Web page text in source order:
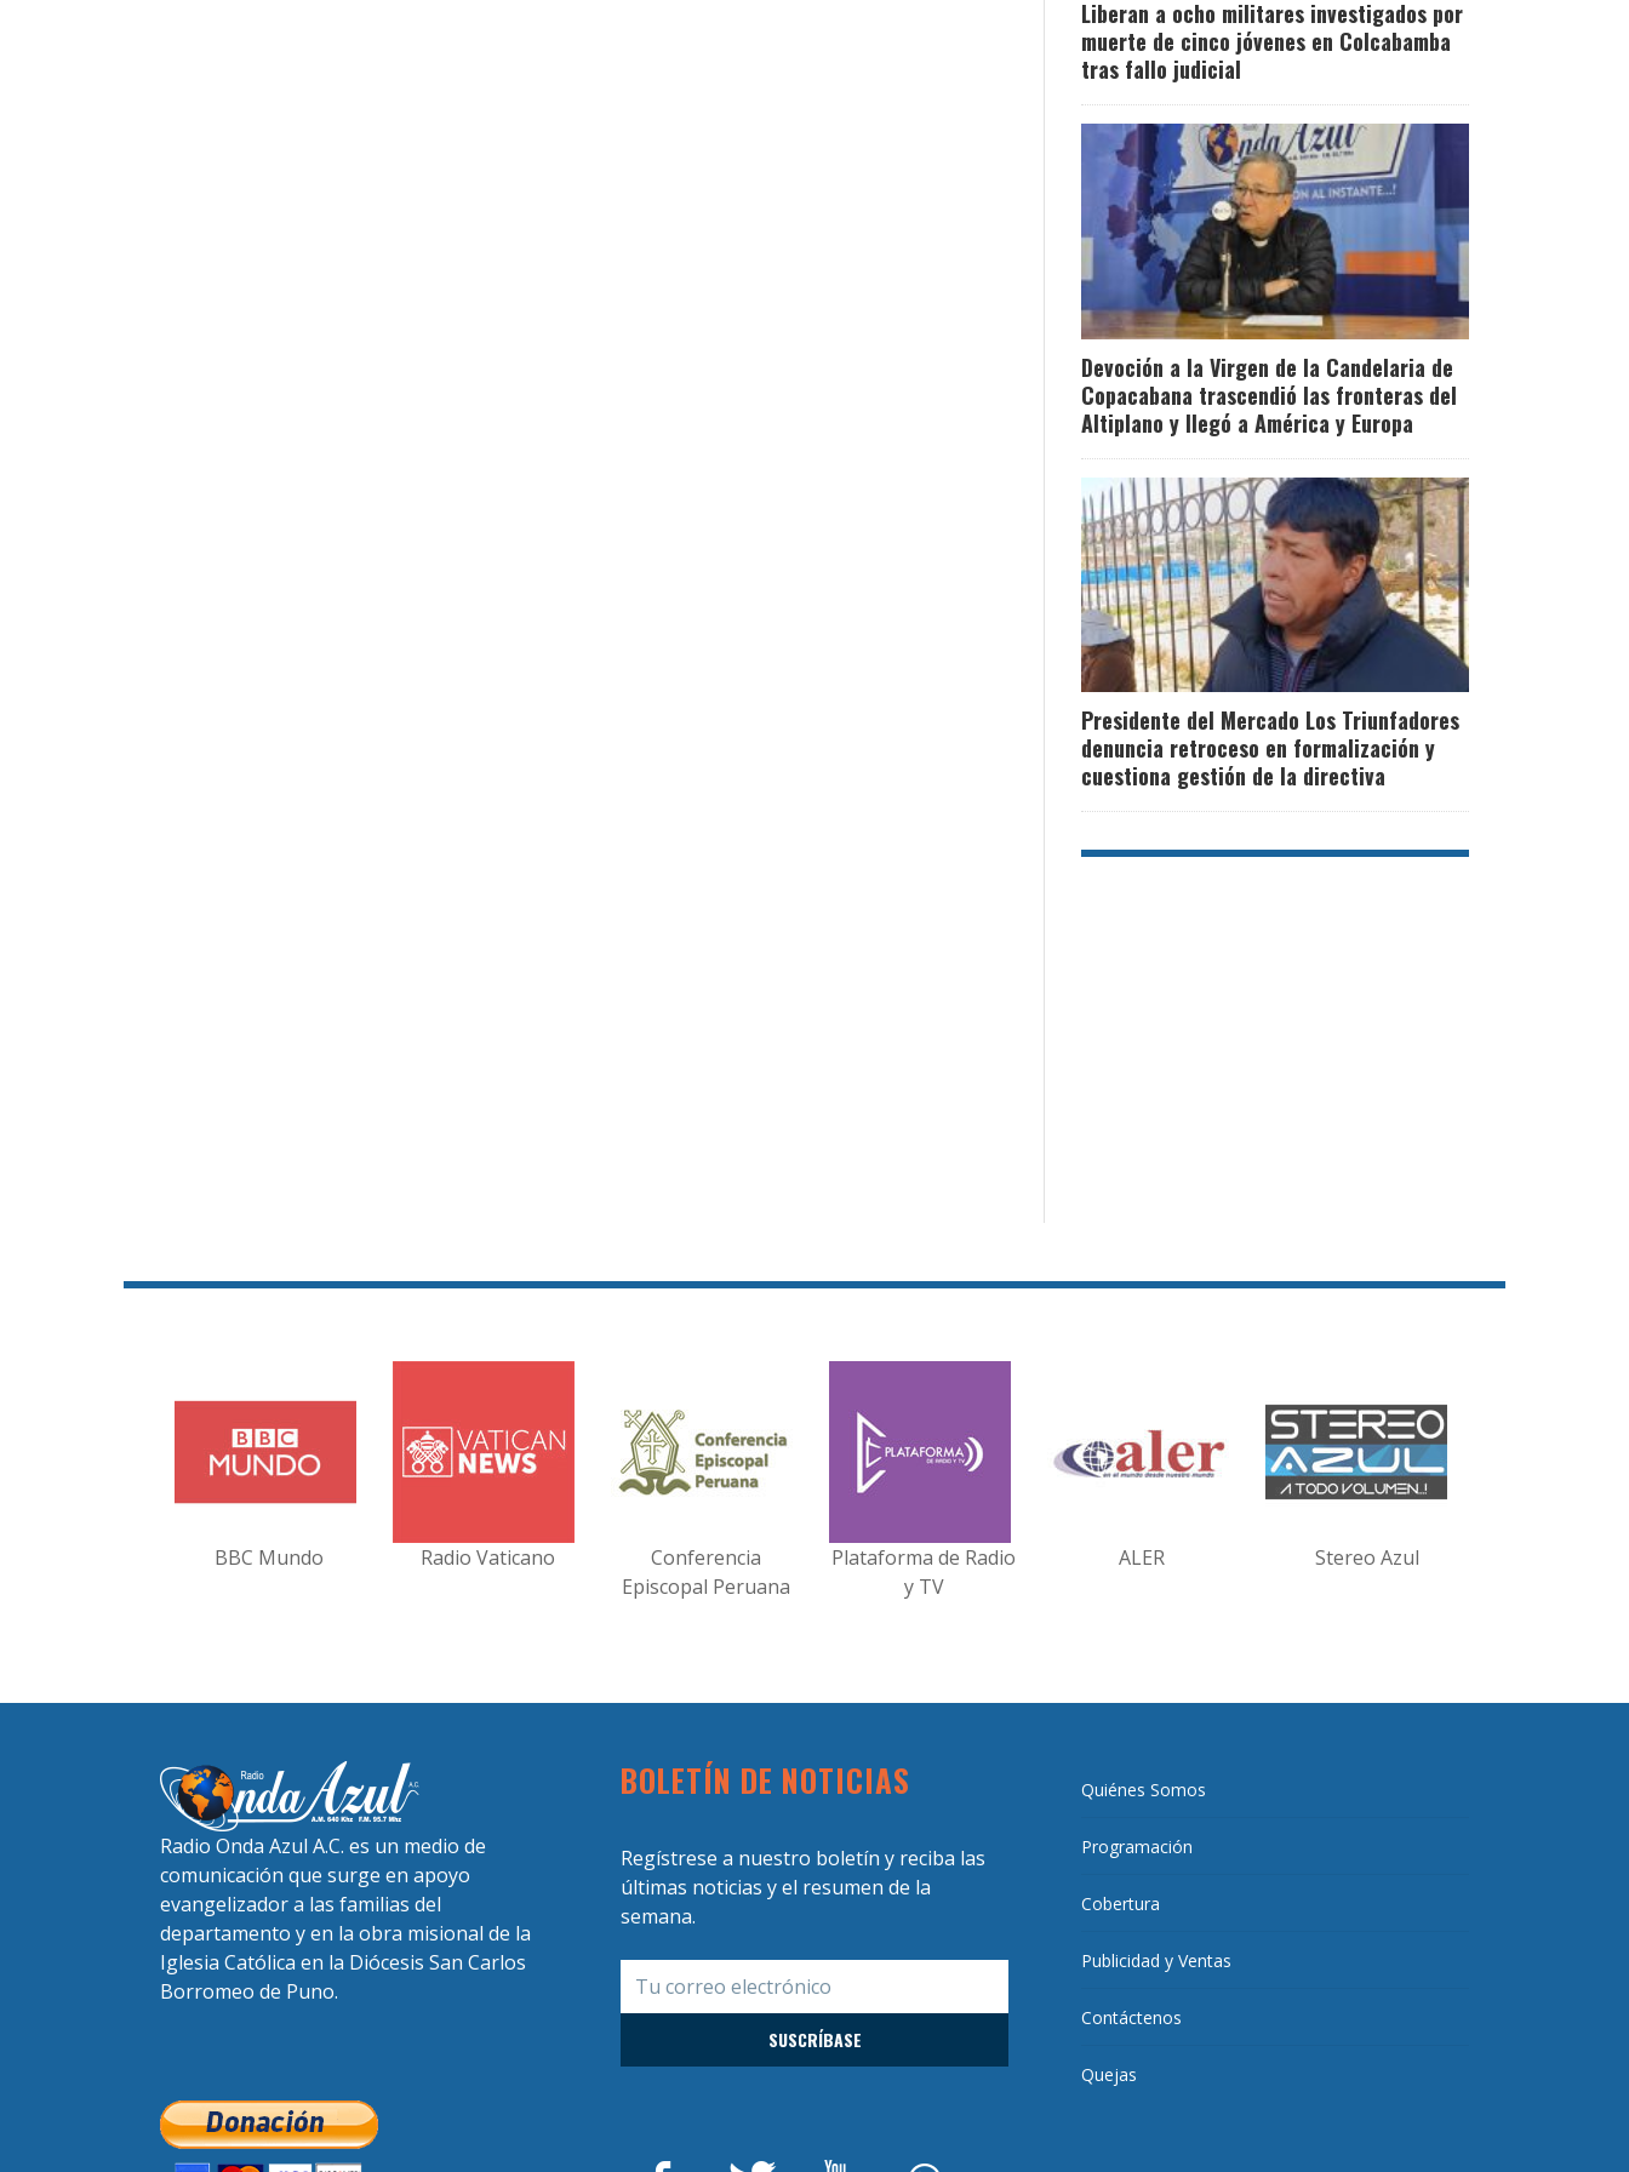
Liberan a ocho militares investigados por
muerte de cinco jóvenes en Colcabamba
tras fallo judicial
Devoción a la Virgen de la Candelaria de
Copacabana trascendió las fronteras del
Altiplano y llegó a América y Europa
Presidente del Mercado Los Triunfadores
denuncia retroceso en formalización y
cuestiona gestión de la directiva
BBC Mundo Radio Vaticano
Conferencia
Episcopal Peruana
Plataforma de Radio
y TV
ALER Stereo Azul
Radio Onda Azul A.C. es un medio de
comunicación que surge en apoyo
evangelizador a las familias del
departamento y en la obra misional de la
Iglesia Católica en la Diócesis San Carlos
Borromeo de Puno.
BOLETÍN DE NOTICIAS
Regístrese a nuestro boletín y reciba las
últimas noticias y el resumen de la
semana.
Quiénes Somos
Programación
Cobertura
Publicidad y Ventas
Contáctenos
Quejas